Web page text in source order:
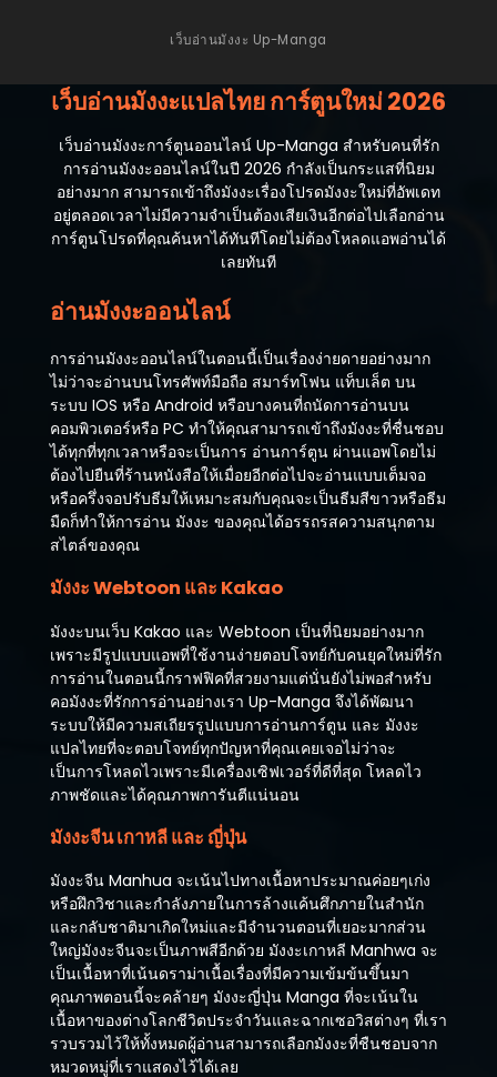
เว็บอ่านมังงะ Up-Manga
เว็บอ่านมังงะแปลไทย การ์ตูนใหม่ 2026
เว็บอ่านมังงะการ์ตูนออนไลน์ Up-Manga สำหรับคนที่รัก
การอ่านมังงะออนไลน์ในปี 2026 กำลังเป็นกระแสที่นิยม
อย่างมาก สามารถเข้าถึงมังงะเรื่องโปรดมังงะใหม่ที่อัพเดท
อยู่ตลอดเวลาไม่มีความจำเป็นต้องเสียเงินอีกต่อไปเลือกอ่าน
การ์ตูนโปรดที่คุณค้นหาได้ทันทีโดยไม่ต้องโหลดแอพอ่านได้
เลยทันที
อ่านมังงะออนไลน์
การอ่านมังงะออนไลน์ในตอนนี้เป็นเรื่องง่ายดายอย่างมาก
ไม่ว่าจะอ่านบนโทรศัพท์มือถือ สมาร์ทโฟน แท็บเล็ต บน
ระบบ IOS หรือ Android หรือบางคนที่ถนัดการอ่านบน
คอมพิวเตอร์หรือ PC ทำให้คุณสามารถเข้าถึงมังงะที่ชื่นชอบ
ได้ทุกที่ทุกเวลาหรือจะเป็นการ อ่านการ์ตูน ผ่านแอพโดยไม่
ต้องไปยืนที่ร้านหนังสือให้เมื่อยอีกต่อไปจะอ่านแบบเต็มจอ
หรือครึ่งจอปรับธีมให้เหมาะสมกับคุณจะเป็นธีมสีขาวหรือธีม
มืดก็ทำให้การอ่าน มังงะ ของคุณได้อรรถรสความสนุกตาม
สไตล์ของคุณ
มังงะ Webtoon และ Kakao
มังงะบนเว็บ Kakao และ Webtoon เป็นที่นิยมอย่างมาก
เพราะมีรูปแบบแอพที่ใช้งานง่ายตอบโจทย์กับคนยุคใหม่ที่รัก
การอ่านในตอนนี้กราฟฟิคที่สวยงามแต่นั่นยังไม่พอสำหรับ
คอมังงะที่รักการอ่านอย่างเรา Up-Manga จึงได้พัฒนา
ระบบให้มีความสเถียรรูปแบบการอ่านการ์ตูน และ มังงะ
แปลไทยที่จะตอบโจทย์ทุกปัญหาที่คุณเคยเจอไม่ว่าจะ
เป็นการโหลดไวเพราะมีเครื่องเซิฟเวอร์ที่ดีที่สุด โหลดไว
ภาพชัดและได้คุณภาพการันตีแน่นอน
มังงะจีน เกาหลี และ ญี่ปุ่น
มังงะจีน Manhua จะเน้นไปทางเนื้อหาประมาณค่อยๆเก่ง
หรือฝึกวิชาและกำลังภายในการล้างแค้นศึกภายในสำนัก
และกลับชาติมาเกิดใหม่และมีจำนวนตอนที่เยอะมากส่วน
ใหญ่มังงะจีนจะเป็นภาพสีอีกด้วย มังงะเกาหลี Manhwa จะ
เป็นเนื้อหาที่เน้นดราม่าเนื้อเรื่องที่มีความเข้มข้นขึ้นมา
คุณภาพตอนนี้จะคล้ายๆ มังงะญี่ปุ่น Manga ที่จะเน้นใน
เนื้อหาของต่างโลกชีวิตประจำวันและฉากเซอวิสต่างๆ ที่เรา
รวบรวมไว้ให้ทั้งหมดผู้อ่านสามารถเลือกมังงะที่ชืนชอบจาก
หมวดหมู่ที่เราแสดงไว้ได้เลย